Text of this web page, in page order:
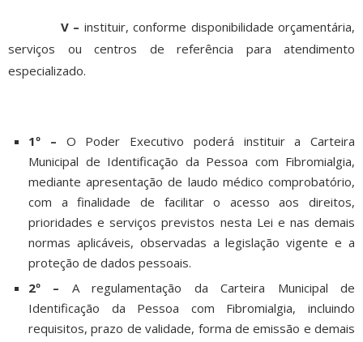
V – instituir, conforme disponibilidade orçamentária,
serviços ou centros de referência para atendimento
especializado.
1º – O Poder Executivo poderá instituir a Carteira
Municipal de Identificação da Pessoa com Fibromialgia,
mediante apresentação de laudo médico comprobatório,
com a finalidade de facilitar o acesso aos direitos,
prioridades e serviços previstos nesta Lei e nas demais
normas aplicáveis, observadas a legislação vigente e a
proteção de dados pessoais.
2º – A regulamentação da Carteira Municipal de
Identificação da Pessoa com Fibromialgia, incluindo
requisitos, prazo de validade, forma de emissão e demais